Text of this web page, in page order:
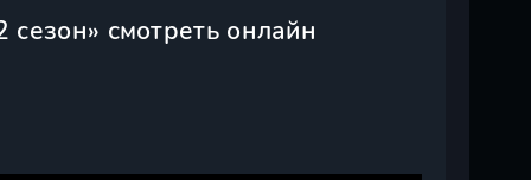
сезон» смотреть онлайн